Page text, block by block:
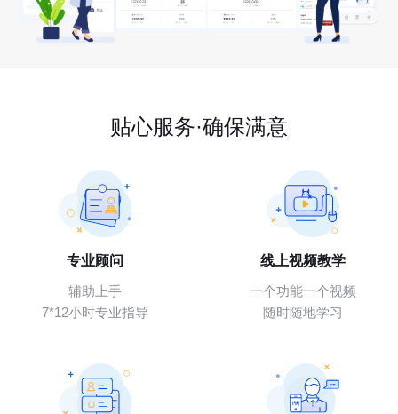
贴心服务·确保满意
专业顾问
辅助上手
7*12小时专业指导
线上视频教学
一个功能一个视频
随时随地学习